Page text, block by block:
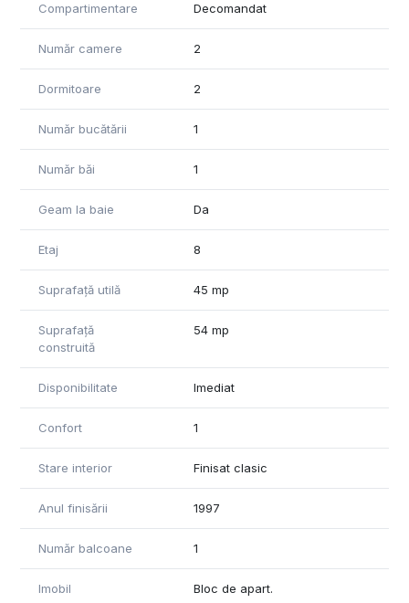
"Informatiile din anunt au fost furnizate in prealabil de catre
proprietar. Agentia nu isi asuma responsabilitatea pentru
eventualele modificari in ceea ce priveste pretul sau
informatiile prezentate.
Compartimentare Decomandat
Număr camere 2
Dormitoare 2
Număr bucătării 1
Număr băi 1
Geam la baie Da
Etaj 8
Suprafață utilă 45 mp
Suprafață
construită
54 mp
Disponibilitate Imediat
Confort 1
Stare interior Finisat clasic
Anul finisării 1997
Număr balcoane 1
Imobil Bloc de apart.